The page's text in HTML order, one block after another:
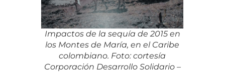
Impactos de la sequía de 2015 en
los Montes de María, en el Caribe
colombiano. Foto: cortesía
Corporación Desarrollo Solidario –